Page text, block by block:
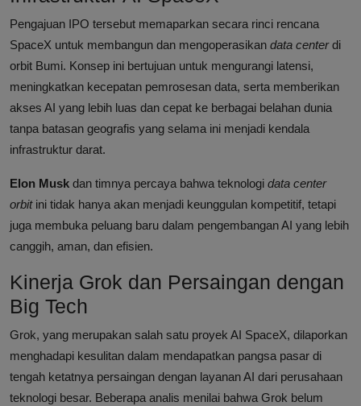
Pengajuan IPO tersebut memaparkan secara rinci rencana
SpaceX untuk membangun dan mengoperasikan data centerdi
orbit Bumi. Konsep ini bertujuan untuk mengurangi latensi,
meningkatkan kecepatan pemrosesan data, serta memberikan
akses AI yang lebih luas dan cepat ke berbagai belahan dunia
tanpa batasan geografis yang selama ini menjadi kendala
infrastruktur darat.
Elon Musk dan timnya percaya bahwa teknologi data center
orbitini tidak hanya akan menjadi keunggulan kompetitif, tetapi
juga membuka peluang baru dalam pengembangan AI yang lebih
canggih, aman, dan efisien.
Kinerja Grok dan Persaingan dengan
Big Tech
Grok, yang merupakan salah satu proyek AI SpaceX, dilaporkan
menghadapi kesulitan dalam mendapatkan pangsa pasar di
tengah ketatnya persaingan dengan layanan AI dari perusahaan
teknologi besar. Beberapa analis menilai bahwa Grok belum